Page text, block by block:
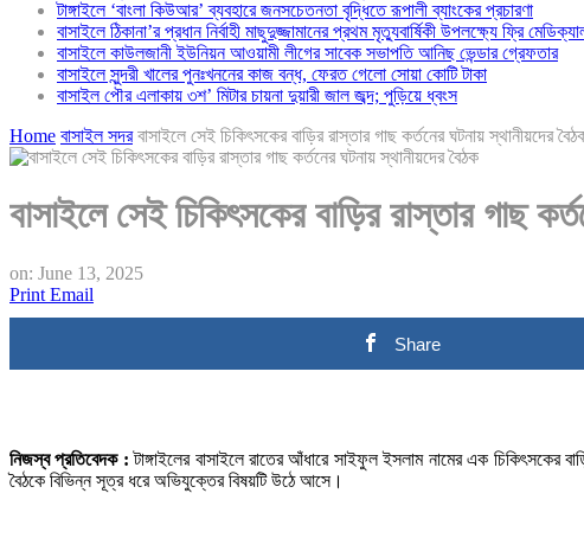
টাঙ্গাইলে ‘বাংলা কিউআর’ ব্যবহারে জনসচেতনতা বৃদ্ধিতে রূপালী ব্যাংকের প্রচারণা
বাসাইলে ঠিকানা’র প্রধান নির্বাহী মাছুদুজ্জামানের প্রথম মৃত্যুবার্ষিকী উপলক্ষ্যে ফ্রি
বাসাইলে কাউলজানী ইউনিয়ন আওয়ামী লীগের সাবেক সভাপতি আনিছ ভেন্ডার গ্রেফতার
বাসাইলে সুন্দরী খালের পুনঃখননের কাজ বন্ধ, ফেরত গেলো সোয়া কোটি টাকা
বাসাইল পৌর এলাকায় ৩শ’ মিটার চায়না দুয়ারী জাল জব্দ; পুড়িয়ে ধ্বংস
Home বাসাইল সদর বাসাইলে সেই চিকিৎসকের বাড়ির রাস্তার গাছ কর্তনের ঘটনায় স্থানীয়দের
বাসাইলে সেই চিকিৎসকের বাড়ির রাস্তার গাছ
on: June 13, 2025
Print Email
Share
নিজস্ব প্রতিবেদক : টাঙ্গাইলের বাসাইলে রাতের আঁধারে সাইফুল ইসলাম নামের এক চিকিৎসকের
বৈঠকে বিভিন্ন সূত্র ধরে অভিযুক্তের বিষয়টি উঠে আসে।